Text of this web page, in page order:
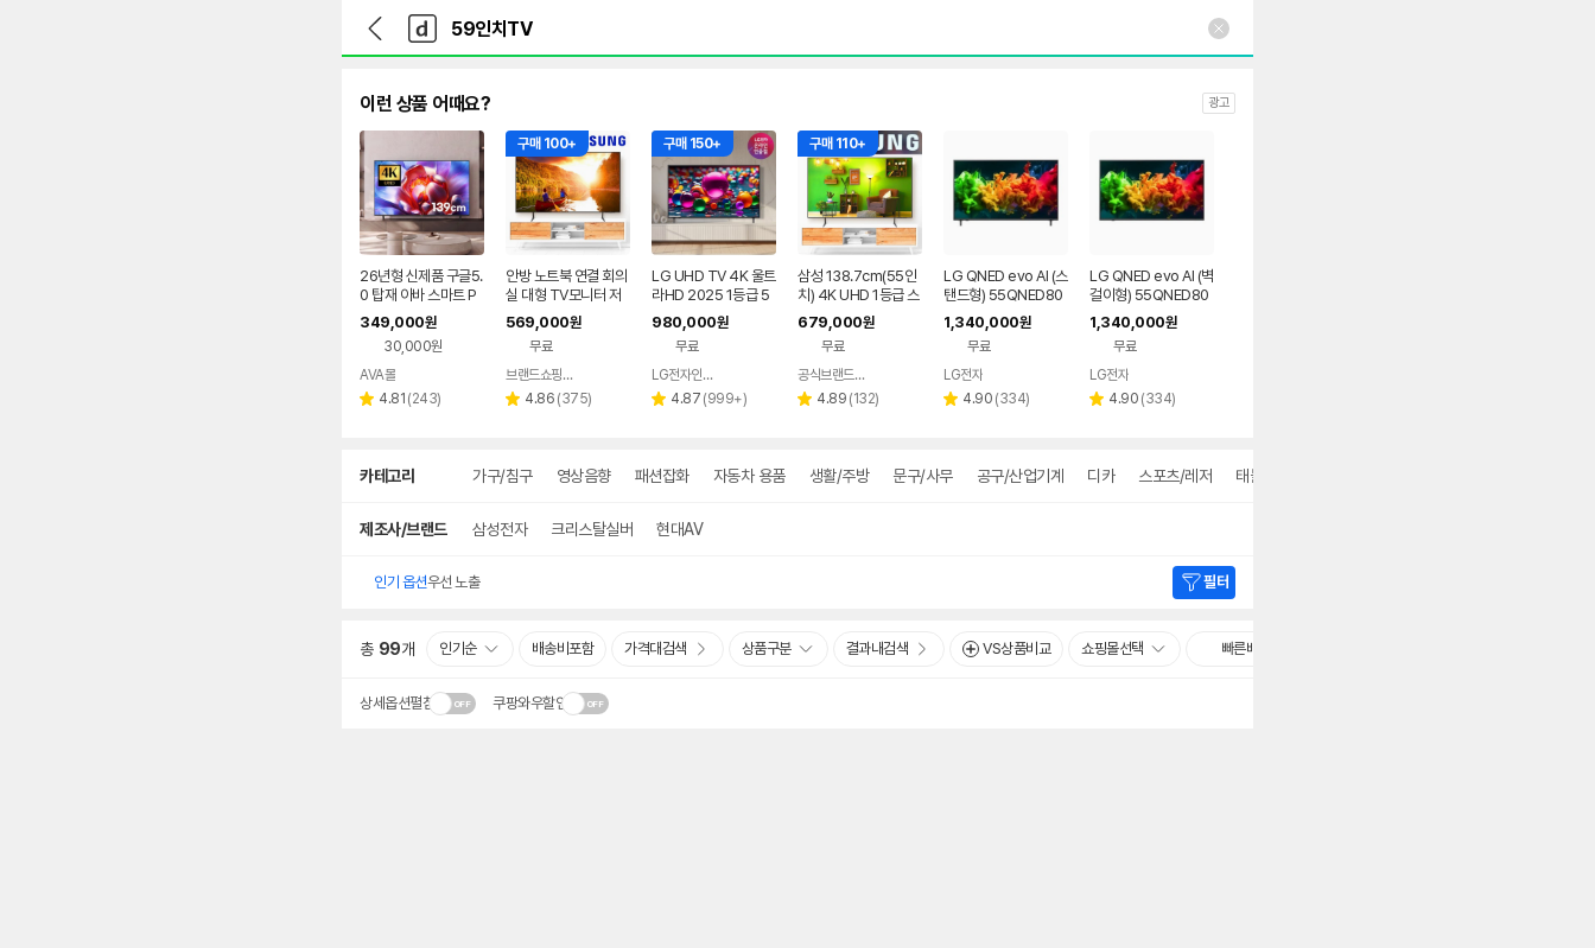
다
나
와
가
다
와
인
이런 상품 어때요? 광고
26년형 신제품 구글5.
0 탑재 아바 스마트 P
RO 139cm (55인치)
LG IPS UHD 1등급
구글TV 자가설치(직
배송)
349,000원
30,000원
AVA몰
별 4.81 리
(243)
구매 100+
안방 노트북 연결 회의
실 대형 TV모니터 저
가
569,000원
무료
페이
브랜드쇼핑닷컴
별 4.86 리
(375)
구매 150+
LG UHD TV 4K 울트
라HD 2025 1등급 5
5UA7500ENA (138
cm), 스탠드
980,000원
무료
페이
LG전자인증점 신영플러스
별 4.87 리
(999+)
구매 110+
삼성 138.7cm(55인
치) 4K UHD 1등급 스
마트 비지니스TV 삼성
기사님 무료설치
679,000원
무료
페이
공식브랜드스토어
별 4.89 리
(132)
LG QNED evo AI (스
탠드형) 55QNED80
BEA
1,340,000원
무료
LG전자
별 4.90 리
(334)
LG QNED evo AI (벽
걸이형) 55QNED80
BEA
1,340,000원
무료
LG전자
별 4.90 리
(334)
카테고리 가구/침구 영상음향 패션잡화 자동차 용품 생활/주방 문구/사무 공구/산업기계 디카 스포츠/레저 태블릿/휴대폰
제조사/브랜드 삼성전자 크리스탈실버 현대AV
인기 옵션우선 노출 필터
총 99개 인기순 배송비포함 가격대검색 상품구분 결과내검색 VS상품비교 쇼핑몰선택 빠른배송
상세옵션펼침 쿠팡와우할인